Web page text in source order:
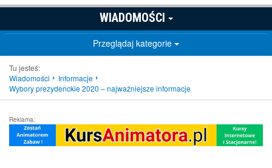
WIADOMOŚCI
Przeglądaj kategorie
Tu jesteś:
Wiadomości
Informacje
Wybory prezydenckie 2020 – najważniejsze informacje
Reklama: